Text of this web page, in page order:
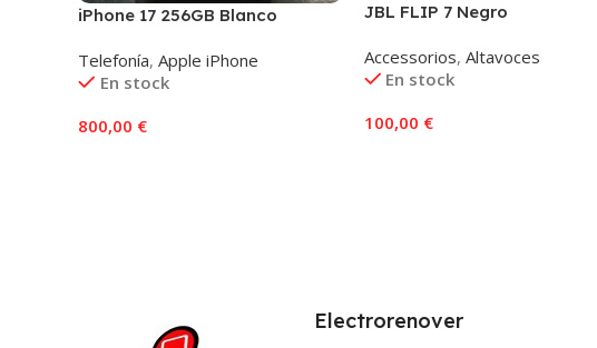
iPhone 17 256GB Blanco
Telefonía, Apple iPhone
En stock
800,00 €
JBL FLIP 7 Negro
Accessorios, Altavoces
En stock
100,00 €
Electrorenover